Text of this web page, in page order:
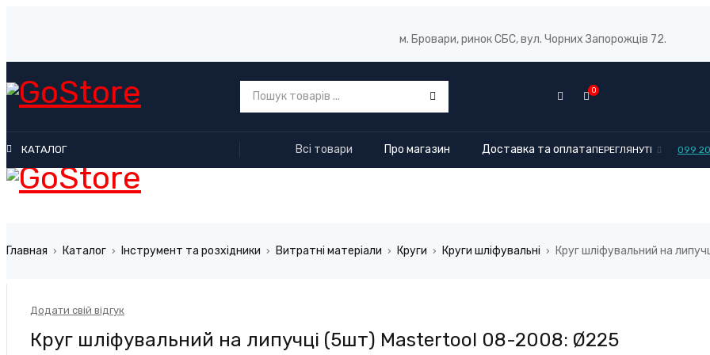
м. Бровари, ринок СБС, вул. Чорних Запорожців 72.
0
КАТАЛОГ Всі товари Про магазин Доставка та оплата 099
ПЕРЕГЛЯНУТІ
Главная › Каталог › Інструмент та розхідники › Витратні матеріали › Круги › Круги шліфувальні › Круг шліфувальний на
Додати свій відгук
Круг шліфувальний на липучці (5шт) Mastertool 08-2008: Ø225